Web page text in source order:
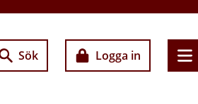
Sök Logga in